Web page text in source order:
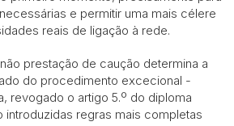
e permitir uma mais célere
reais de ligação à rede.
prestação de caução determina a
do procedimento excecional -
revogado o artigo 5.º do diploma
introduzidas regras mais completas